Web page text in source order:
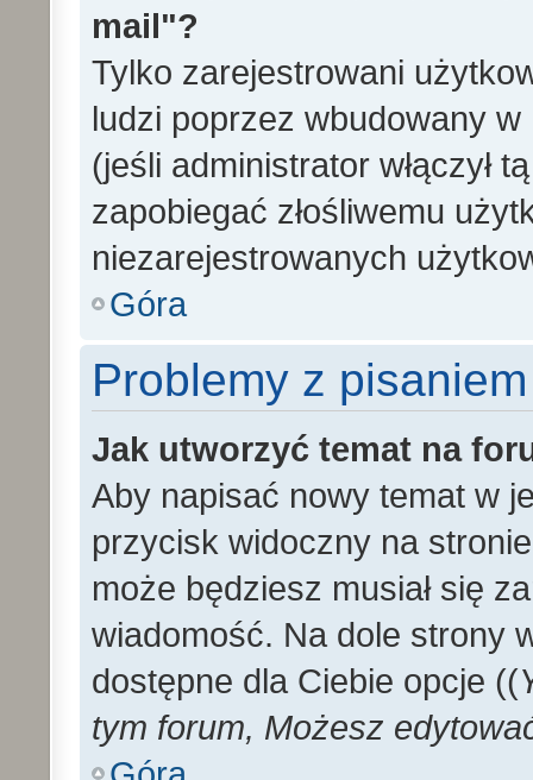
mail"?
Tylko zarejestrowani
ludzi poprzez wbudowany
(jeśli administrator włączył
zapobiegać złośliwemu
niezarejestrowanych
Góra
Problemy z pisaniem
Jak utworzyć temat na
Aby napisać nowy temat w
przycisk widoczny na
może będziesz musiał się
wiadomość. Na dole strony
dostępne dla Ciebie opcje ((
tym forum, Możesz